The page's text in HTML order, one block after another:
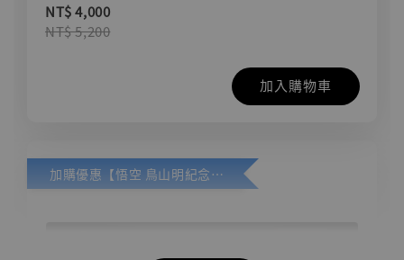
NT$ 4,000
NT$ 5,200
加入購物車
加購優惠【悟空 鳥山明紀念款 [奇蹟工作室]】